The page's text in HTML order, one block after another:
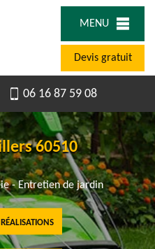
MENU
Devis gratuit
06 16 87 59 08
60510
- Entretien de jardin